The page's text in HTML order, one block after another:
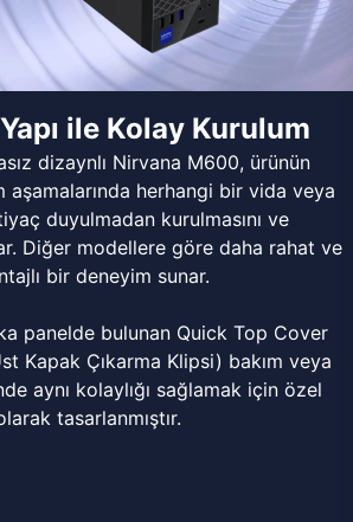
ile Kolay Kurulum
dizaynlı Nirvana M600, ürünün
aşamalarında herhangi bir vida veya
duyulmadan kurulmasını ve
Diğer modellere göre daha rahat ve
bir deneyim sunar.
panelde bulunan Quick Top Cover
Kapak Çıkarma Klipsi) bakım veya
aynı kolaylığı sağlamak için özel
tasarlanmıştır.